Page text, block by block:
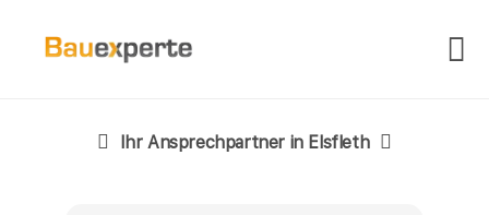
Ihr Ansprechpartner in Elsfleth